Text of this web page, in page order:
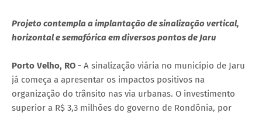
Projeto contempla a implantação de sinalização vertical,
horizontal e semafórica em diversos pontos de Jaru
Porto Velho, RO - A sinalização viária no município de Jaru
já começa a apresentar os impactos positivos na
organização do trânsito nas via urbanas. O investimento
superior a R$ 3,3 milhões do governo de Rondônia, por